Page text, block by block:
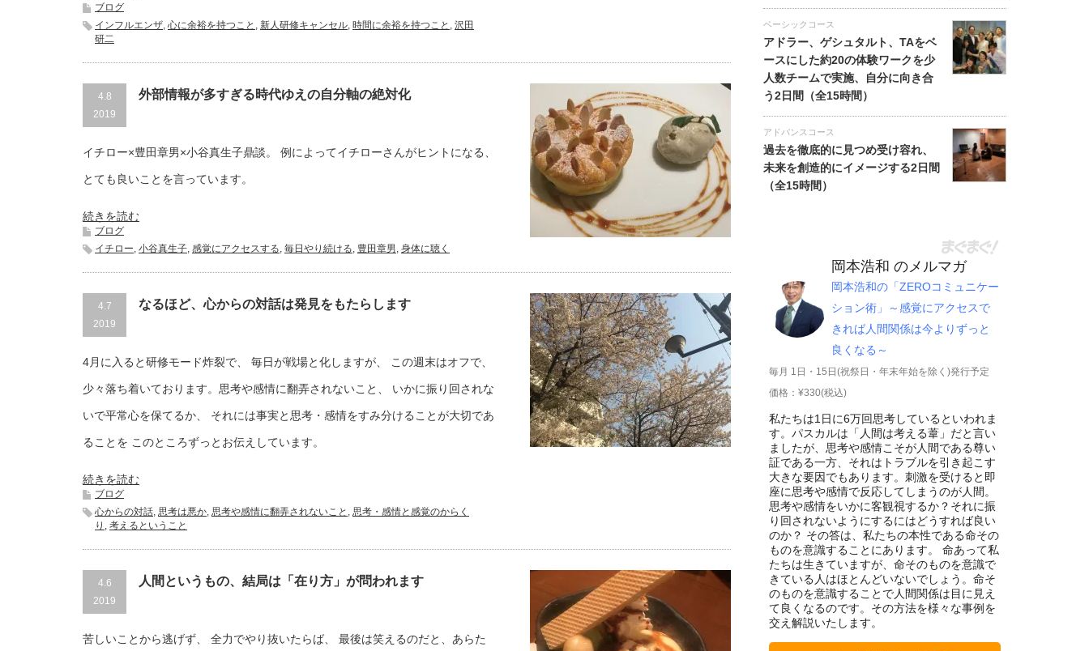
ブログ
インフルエンザ, 心に余裕を持つこと , 新人研修キャンセル, 時間に余裕を持つこと , 沢田
研二
4.8
2019
外部情報が多すぎる時代ゆえの自分軸の絶対化
イチロー×豊田章男×小谷真生子鼎談。 例によってイチローさんがヒントになる、
とても良いことを言っています。
続きを読む
ブログ
イチロー, 小谷真生子, 感覚にアクセスする, 毎日やり続ける, 豊田章男, 身体に聴く
4.7
2019
なるほど、心からの対話は発見をもたらします
4月に入ると研修モード炸裂で、 毎日が戦場と化しますが、 この週末はオフで、
少々落ち着いております。思考や感情に翻弄されないこと、 いかに振り回されな
いで平常心を保てるか、 それには事実と思考・感情をすみ分けることが大切であ
ることを このところずっとお伝えしています。
続きを読む
ブログ
心からの対話, 思考は悪か, 思考や感情に翻弄されないこと , 思考・感情と感覚のからく
り , 考えるということ
4.6
2019
人間というもの、結局は「在り方」が問われます
苦しいことから逃げず、 全力でやり抜いたらば、 最後は笑えるのだと、あらた
ベーシックコース
アドラー、ゲシュタルト、TAをベ
ースにした約20の体験ワークを少
人数チームで実施、自分に向き合
う2日間（全15時間）
アドバンスコース
過去を徹底的に見つめ受け容れ、
未来を創造的にイメージする2日間
（全15時間）
岡本浩和 のメルマガ
岡本浩和の「ZEROコミュニケー
ション術」～感覚にアクセスで
きれば人間関係は今よりずっと
良くなる～
毎月 1日・15日(祝祭日・年末年始を除く)発行予定
価格：¥330(税込)
私たちは1日に6万回思考しているといわれま
す。パスカルは「人間は考える葦」だと言い
ましたが、思考や感情こそが人間である尊い
証である一方、それはトラブルを引き起こす
大きな要因でもあります。刺激を受けると即
座に思考や感情で反応してしまうのが人間。
思考や感情をいかに客観視するか？それに振
り回されないようにするにはどうすれば良い
のか？ その答は、私たちの本性である命その
ものを意識することにあります。 命あって私
たちは生きていますが、命そのものを意識で
きている人はほとんどいないでしょう。命そ
のものを意識することで人間関係は目に見え
て良くなるのです。その方法を様々な事例を
交え解説いたします。